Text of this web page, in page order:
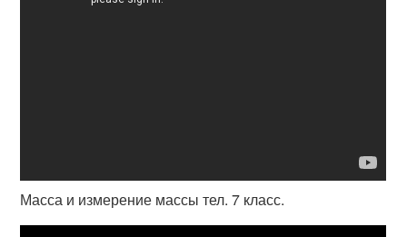
Масса и измерение массы тел. 7 класс.